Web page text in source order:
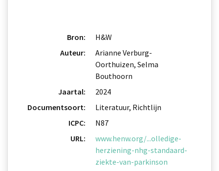
Bron:
H&W
Auteur:
Arianne Verburg-
Oorthuizen, Selma
Bouthoorn
Jaartal:
2024
Documentsoort:
Literatuur, Richtlijn
ICPC:
N87
URL:
www.henw.org/...olledige-
herziening-nhg-standaard-
ziekte-van-parkinson